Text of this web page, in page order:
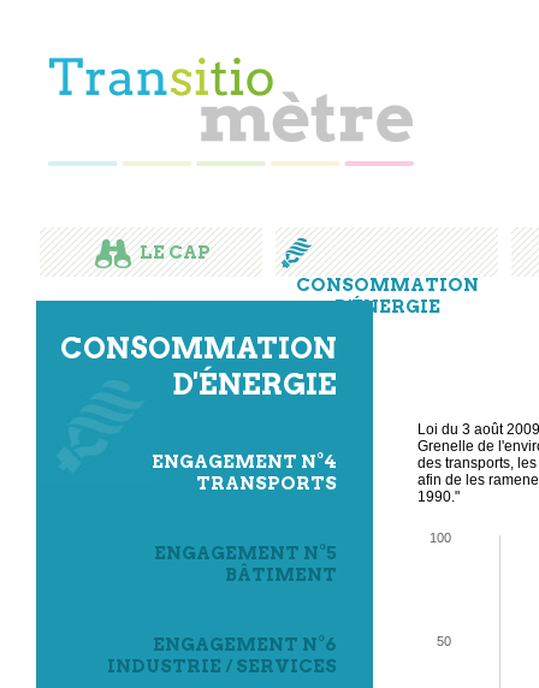
LE CAP
CONSOMMATION
D'ÉNERGIE
CONSOMMATION
D'ÉNERGIE
ENGAGEMENT N°4
TRANSPORTS
ENGAGEMENT N°5
BÂTIMENT
ENGAGEMENT N°6
INDUSTRIE / SERVICES
Loi du 3 août
Grenelle de
des transports,
afin de les
1990."
50
100